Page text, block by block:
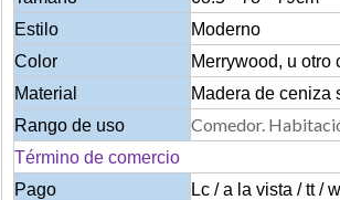
Estilo
Moderno
Color
Merrywood, u
Material
Madera de ceniza
Rango de uso
Comedor.
Término de comercio
Pago
Lc / a la vista / tt /